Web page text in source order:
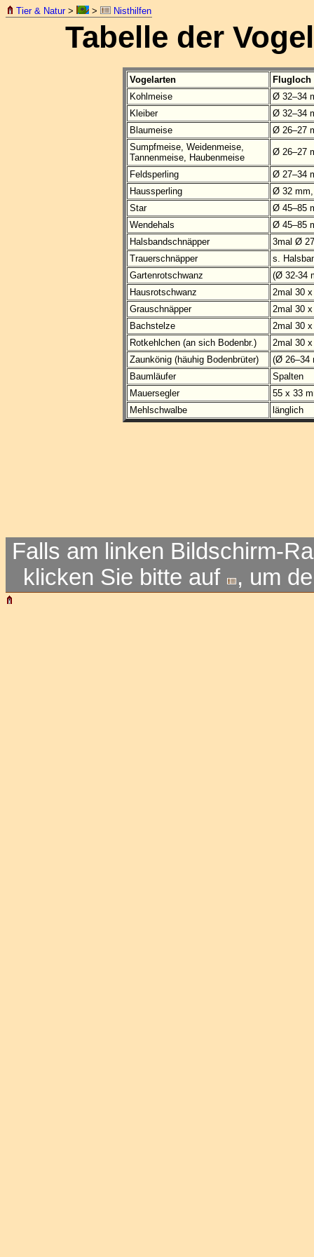
Tier & Natur> > Nisthilfen
Tabelle der
Vogelarten
Flugloch
Kohlmeise
Ø 32–34
Kleiber
Ø 32–34
Blaumeise
Ø 26–27
Sumpfmeise, Weidenmeise,
Tannenmeise, Haubenmeise
Ø 26–27
Feldsperling
Ø 27–34
Haussperling
Ø 32
Star
Ø 45–85
Wendehals
Ø 45–85
Halsbandschnäpper
3mal Ø
Trauerschnäpper
s.
Gartenrotschwanz
(Ø 32-34
Hausrotschwanz
2mal 30
Grauschnäpper
2mal 30
Bachstelze
2mal 30
Rotkehlchen (an sich Bodenbr.)
2mal 30
Zaunkönig (häuhig Bodenbrüter)
(Ø 26–34
Baumläufer
Spalten
Mauersegler
55 x 33
Mehlschwalbe
länglich
Falls am linken Bildschirm-
klicken Sie bitte auf
, um